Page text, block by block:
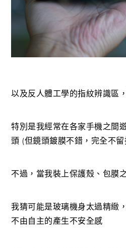
以及反人體工學的指紋辨識區
特別是我經常在各家手機之間
頭 (但鏡頭鍍膜不錯，完全不留
不過，當我裝上保護殼、包膜
我猜可能是玻璃機身太過精緻
不由自主的產生不安全感